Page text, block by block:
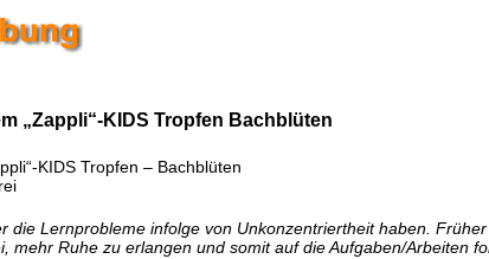
„Zappli“-KIDS Tropfen Bachblüten
KIDS Tropfen – Bachblüten
die Lernprobleme infolge von Unkonzentriertheit haben.
mehr Ruhe zu erlangen und somit auf die Aufgaben/Arbeiten